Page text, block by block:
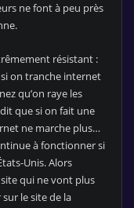
ne font à peu près
résistant :
si on tranche internet
qu’on raye les
que si on fait une
ne marche plus…
à fonctionner si
Unis. Alors
qui ne vont plus
le site de la